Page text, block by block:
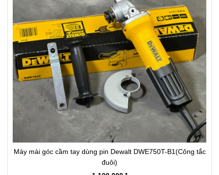
Máy mài góc cầm tay dùng pin Dewalt DWE750T-B1(Công tắc
đuôi)